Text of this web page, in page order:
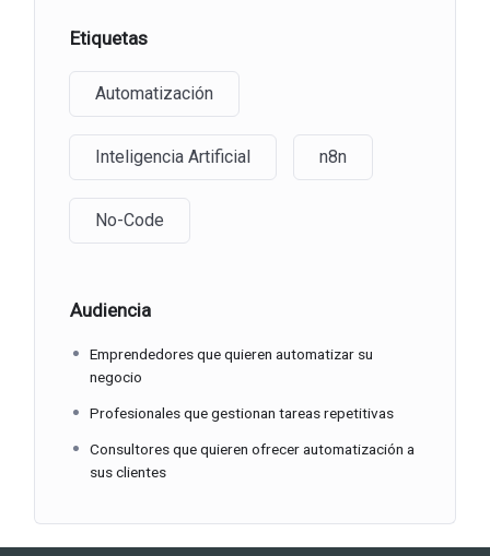
Etiquetas
Automatización
Inteligencia Artificial n8n
No-Code
Audiencia
Emprendedores que quieren automatizar su
negocio
Profesionales que gestionan tareas repetitivas
Consultores que quieren ofrecer automatización a
sus clientes